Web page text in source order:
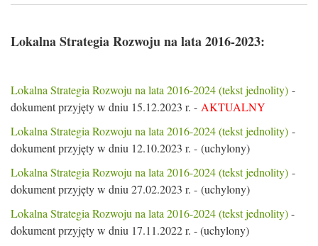
Lokalna Strategia Rozwoju na lata 2016-2023:
Lokalna Strategia Rozwoju na lata 2016-2024 (tekst jednolity) -
dokument przyjęty w dniu 15.12.2023 r. - AKTUALNY
Lokalna Strategia Rozwoju na lata 2016-2024 (tekst jednolity) -
dokument przyjęty w dniu 12.10.2023 r. - (uchylony)
Lokalna Strategia Rozwoju na lata 2016-2024 (tekst jednolity) -
dokument przyjęty w dniu 27.02.2023 r. - (uchylony)
Lokalna Strategia Rozwoju na lata 2016-2024 (tekst jednolity)-
dokument przyjęty w dniu 17.11.2022 r. - (uchylony)